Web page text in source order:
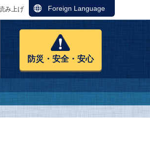
み上げ Foreign Language
防災・安全・安心